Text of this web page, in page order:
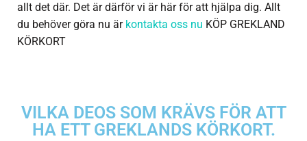
allt det där. Det är därför vi är här för att hjälpa dig. Allt
du behöver göra nu är kontakta oss nu KÖP GREKLAND
KÖRKORT
VILKA DEOS SOM KRÄVS FÖR ATT
HA ETT GREKLANDS KÖRKORT.